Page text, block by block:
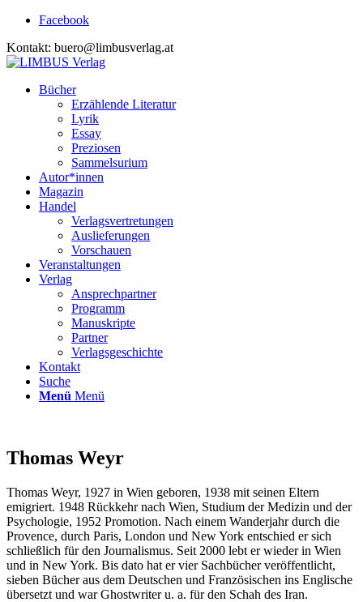
Facebook
Kontakt: buero@limbusverlag.at
Bücher
Erzählende Literatur
Lyrik
Essay
Preziosen
Sammelsurium
Autor*innen
Magazin
Handel
Verlagsvertretungen
Auslieferungen
Vorschauen
Veranstaltungen
Verlag
Ansprechpartner
Programm
Manuskripte
Partner
Verlagsgeschichte
Kontakt
Suche
Menü Menü
Thomas Weyr
Thomas Weyr, 1927 in Wien geboren, 1938 mit seinen Eltern
emigriert. 1948 Rückkehr nach Wien, Studium der Medizin und der
Psychologie, 1952 Promotion. Nach einem Wanderjahr durch die
Provence, durch Paris, London und New York entschied er sich
schließlich für den Journalismus. Seit 2000 lebt er wieder in Wien
und in New York. Bis dato hat er vier Sachbücher veröffentlicht,
sieben Bücher aus dem Deutschen und Französischen ins Englische
übersetzt und war Ghostwriter u. a. für den Schah des Iran.